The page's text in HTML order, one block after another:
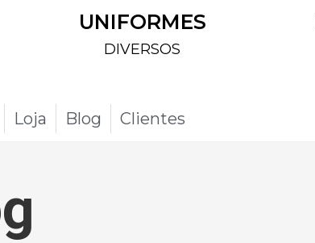
UNIFORMES
DIVERSOS
Loja Blog Clientes